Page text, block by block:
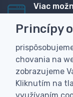
Viac
dobierku
Vyrobíme
Široký
Princípy
chovania na
zobrazujeme
Kliknutím na